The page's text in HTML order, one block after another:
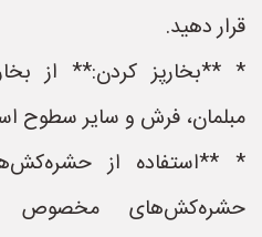
قرار دهید.
* **بخارپز کردن:** از
مبلمان، فرش و سایر سطوح
* **استفاده از
حشره‌کش‌های مخصوص